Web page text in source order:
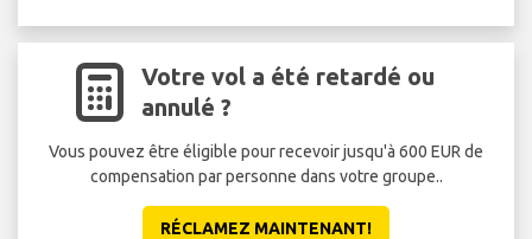
Votre vol a été retardé ou
annulé ?
Vous pouvez être éligible pour recevoir jusqu'à 600 EUR de
compensation par personne dans votre groupe..
RÉCLAMEZ MAINTENANT!